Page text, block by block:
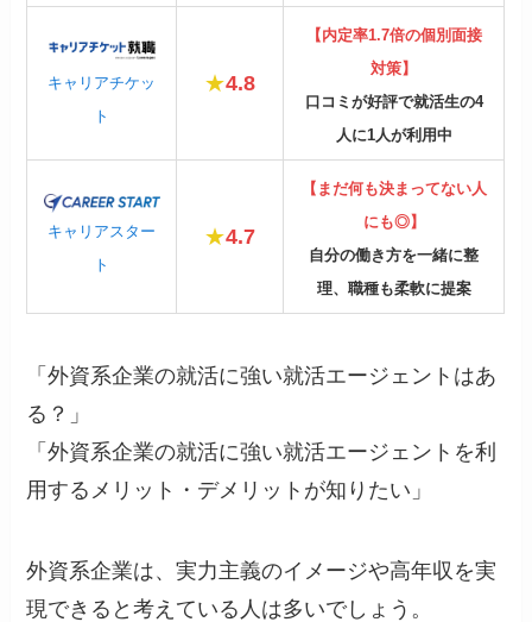
キャリアチケッ
ト
★4.8
【内定率1.7倍の個別面接
対策】
口コミが好評で就活生の4
人に1人が利用中
キャリアスター
ト
★4.7
【まだ何も決まってない人
にも◎】
自分の働き方を一緒に整
理、職種も柔軟に提案
「外資系企業の就活に強い就活エージェントはあ
る？」
「外資系企業の就活に強い就活エージェントを利
用するメリット・デメリットが知りたい」
外資系企業は、実力主義のイメージや高年収を実
現できると考えている人は多いでしょう。